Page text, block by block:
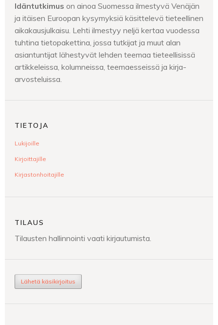
Idäntutkimus on ainoa Suomessa ilmestyvä Venäjän
ja itäisen Euroopan kysymyksiä käsittelevä tieteellinen
aikakausjulkaisu. Lehti ilmestyy neljä kertaa vuodessa
tuhtina tietopakettina, jossa tutkijat ja muut alan
asiantuntijat lähestyvät lehden teemaa tieteellisissä
artikkeleissa, kolumneissa, teemaesseissä ja kirja-
arvosteluissa.
TIETOJA
Lukijoille
Kirjoittajille
Kirjastonhoitajille
TILAUS
Tilausten hallinnointi vaati kirjautumista.
Lähetä käsikirjoitus